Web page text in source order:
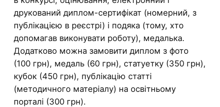
друкований диплом-сертифікат (номерний, з
публікацією в реєстрі) і подяка (тому, хто
допомагав виконувати роботу), медалька.
Додатково можна замовити диплом з фото
(100 грн), медаль (60 грн), статуетку (350 грн),
кубок (450 грн), публікацію статті
(методичного матеріалу) на освітньому
порталі (300 грн).